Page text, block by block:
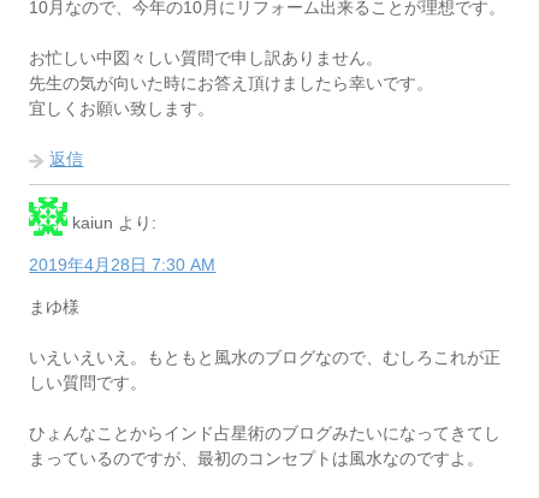
10月なので、今年の10月にリフォーム出来ることが理想です。
お忙しい中図々しい質問で申し訳ありません。
先生の気が向いた時にお答え頂けましたら幸いです。
宜しくお願い致します。
返信
kaiun より:
2019年4月28日 7:30 AM
まゆ様
いえいえいえ。もともと風水のブログなので、むしろこれが正
しい質問です。
ひょんなことからインド占星術のブログみたいになってきてし
まっているのですが、最初のコンセプトは風水なのですよ。